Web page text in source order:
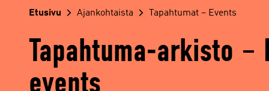
Etusivu Ajankohtaista Tapahtumat – Events
Tapahtuma-arkisto –
events